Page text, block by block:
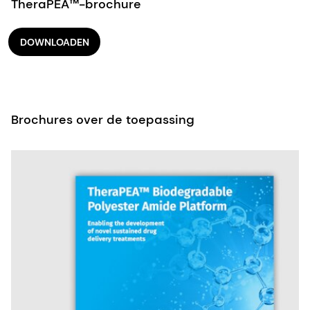
TheraPEA™-brochure
DOWNLOADEN
Brochures over de toepassing